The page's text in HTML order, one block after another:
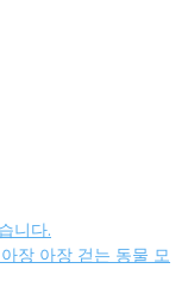
니다.
장 아장 걷는 동물 모